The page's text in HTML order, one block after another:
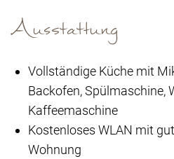
Ausstattung
Vollständige Küche mit
Backofen, Spülmaschine,
Kaffeemaschine
Kostenloses WLAN mit
Wohnung